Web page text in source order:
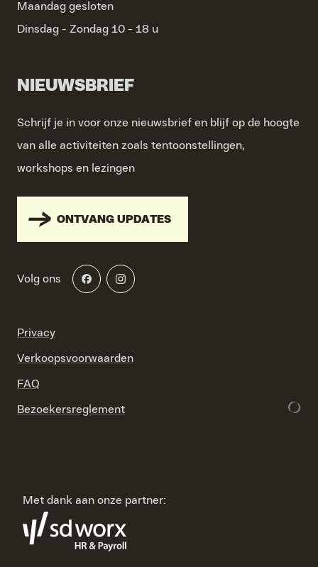
Maandag gesloten
Dinsdag - Zondag 10 - 18 u
NIEUWSBRIEF
Schrijf je in voor onze nieuwsbrief en blijf op de hoogte
van alle activiteiten zoals tentoonstellingen,
workshops en lezingen
ONTVANG UPDATES
Volg ons
Privacy
Verkoopsvoorwaarden
FAQ
Bezoekersreglement
Met dank aan onze partner: